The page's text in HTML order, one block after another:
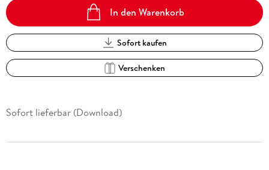
In den Warenkorb
Sofort kaufen
Verschenken
Sofort lieferbar (Download)